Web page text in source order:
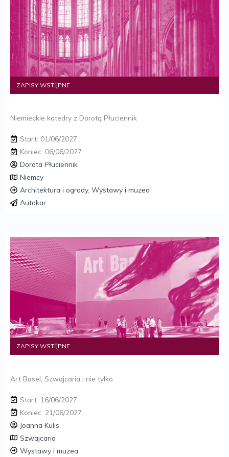
ZAPISY WSTĘPNE
Niemieckie katedry z Dorotą Płuciennik
Start: 01/06/2027
Koniec: 06/06/2027
Dorota Płuciennik
Niemcy
Architektura i ogrody, Wystawy i muzea
Autokar
ZAPISY WSTĘPNE
Art Basel, Szwajcaria i nie tylko
Start: 16/06/2027
Koniec: 21/06/2027
Joanna Kulis
Szwajcaria
Wystawy i muzea